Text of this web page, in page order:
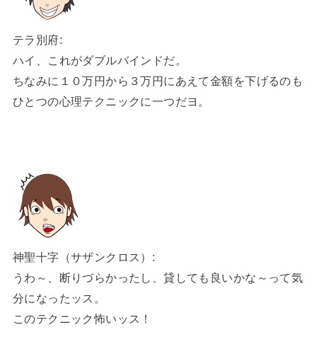
テラ別府:
ハイ、これがダブルバインドだ。
ちなみに１０万円から３万円にあえて金額を下げるのも
ひとつの心理テクニックに一つだヨ。
神聖十字（サザンクロス）:
うわ～、断りづらかったし、貸しても良いかな～って気
分になったッス。
このテクニック怖いッス！